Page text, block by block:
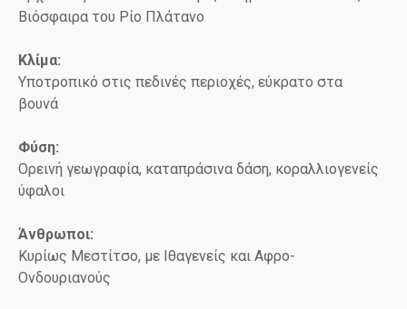
Βιόσφαιρα του Ρίο Πλάτανο
Κλίμα:
Υποτροπικό στις πεδινές περιοχές, εύκρατο στα
βουνά
Φύση:
Ορεινή γεωγραφία, καταπράσινα δάση, κοραλλιογενείς
ύφαλοι
Άνθρωποι:
Κυρίως Μεστίτσο, με Ιθαγενείς και Αφρο-
Ονδουριανούς